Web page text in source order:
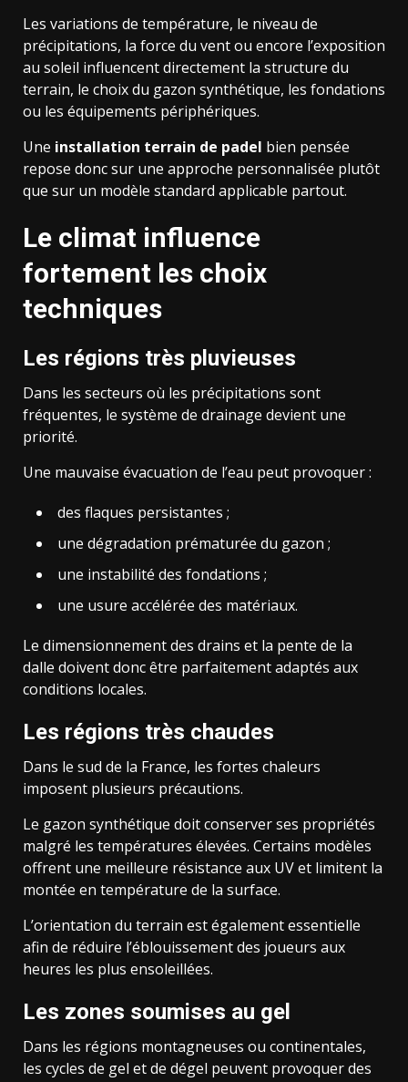
Les variations de température, le niveau de
précipitations, la force du vent ou encore l’exposition
au soleil influencent directement la structure du
terrain, le choix du gazon synthétique, les fondations
ou les équipements périphériques.
Une installation terrain de padel bien pensée
repose donc sur une approche personnalisée plutôt
que sur un modèle standard applicable partout.
Le climat influence
fortement les choix
techniques
Les régions très pluvieuses
Dans les secteurs où les précipitations sont
fréquentes, le système de drainage devient une
priorité.
Une mauvaise évacuation de l’eau peut provoquer :
des flaques persistantes ;
une dégradation prématurée du gazon ;
une instabilité des fondations ;
une usure accélérée des matériaux.
Le dimensionnement des drains et la pente de la
dalle doivent donc être parfaitement adaptés aux
conditions locales.
Les régions très chaudes
Dans le sud de la France, les fortes chaleurs
imposent plusieurs précautions.
Le gazon synthétique doit conserver ses propriétés
malgré les températures élevées. Certains modèles
offrent une meilleure résistance aux UV et limitent la
montée en température de la surface.
L’orientation du terrain est également essentielle
afin de réduire l’éblouissement des joueurs aux
heures les plus ensoleillées.
Les zones soumises au gel
Dans les régions montagneuses ou continentales,
les cycles de gel et de dégel peuvent provoquer des